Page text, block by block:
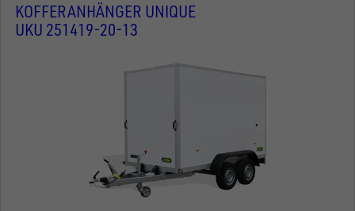
KOFFERANHÄNGER UNIQUE
UKU 251419-20-13